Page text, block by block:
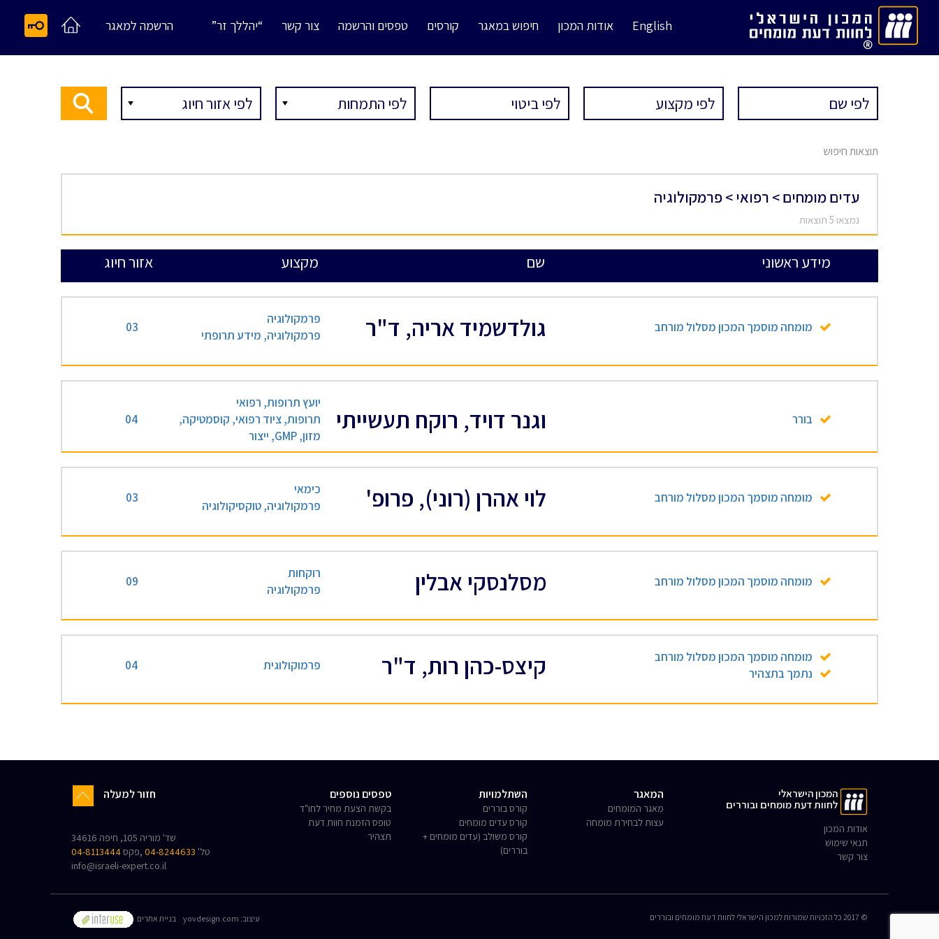
English אודות המכון חיפוש במאגר קורסים טפסים והרשמה צור קשר “יהללך זר” הרשמה למאגר
תוצאות חיפוש
עדים מומחים > רפואי > פרמקולוגיה
נמצאו 5 תוצאות
מידע ראשוני שם מקצוע אזור חיוג
מומחה מוסמך המכון מסלול מורחב גולדשמיד אריה, ד"ר
פרמקולוגיה
פרמקולוגיה, מידע תרופתי
03
בורר וגנר דויד, רוקח תעשייתי
יועץ תרופות, רפואי
תרופות, ציוד רפואי, קוסמטיקה,
מזון, GMP, ייצור
04
מומחה מוסמך המכון מסלול מורחב לוי אהרן (רוני), פרופ'
כימאי
פרמקולוגיה, טוקסיקולוגיה
03
מומחה מוסמך המכון מסלול מורחב מסלנסקי אבלין
רוקחות
פרמקולוגיה
09
מומחה מוסמך המכון מסלול מורחב
נתמך בתצהיר
קיצס-כהן רות, ד"ר פרמוקולוגית 04
המכון הישראלי
לחוות דעת מומחים ובוררים
אודות המכון
תנאי שימוש
צור קשר
המאגר
מאגר המומחים
עצות לבחירת מומחה
השתלמויות
קורס בוררים
קורס עדים מומחים
קורס משולב (עדים מומחים +
בוררים)
טפסים נוספים
בקשת הצעת מחיר לחו"ד
טופס הזמנת חוות דעת
תצהיר
חזור למעלה
שד' מוריה 105, חיפה 34616
טל' 04-8244633 ,פקס04-8113444
info@israeli-expert.co.il
© 2017 כל הזכויות שמורות למכון הישראלי לחוות דעת מומחים ובוררים בניית אתרים yovdesign.com :עיצוב